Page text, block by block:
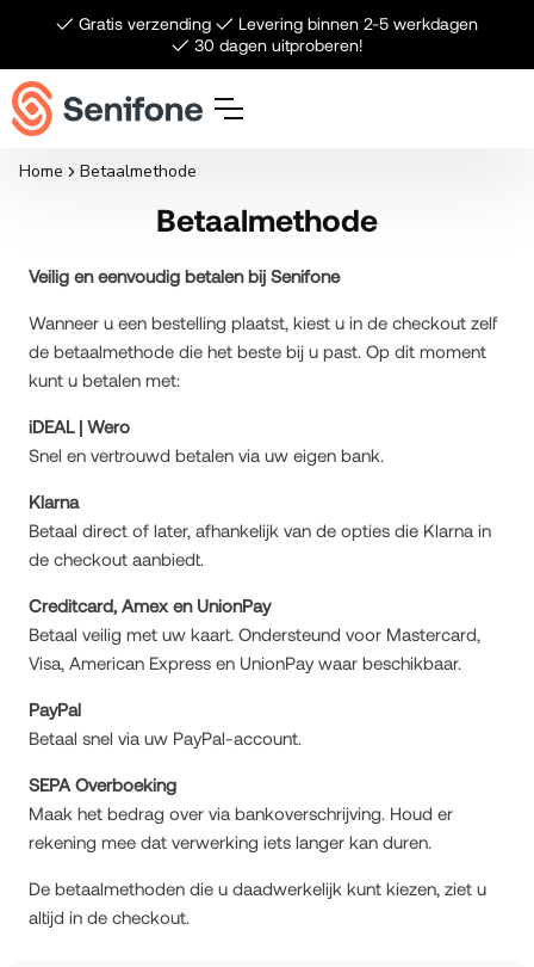
Meteen naar de content
✓ Gratis verzending ✓ Levering binnen 2-5 werkdagen
✓ 30 dagen uitproberen!
Home Betaalmethode
Betaalmethode
Veilig en eenvoudig betalen bij Senifone
Wanneer u een bestelling plaatst, kiest u in de checkout zelf
de betaalmethode die het beste bij u past. Op dit moment
kunt u betalen met:
iDEAL | Wero
Snel en vertrouwd betalen via uw eigen bank.
Klarna
Betaal direct of later, afhankelijk van de opties die Klarna in
de checkout aanbiedt.
Creditcard, Amex en UnionPay
Betaal veilig met uw kaart. Ondersteund voor Mastercard,
Visa, American Express en UnionPay waar beschikbaar.
PayPal
Betaal snel via uw PayPal-account.
SEPA Overboeking
Maak het bedrag over via bankoverschrijving. Houd er
rekening mee dat verwerking iets langer kan duren.
De betaalmethoden die u daadwerkelijk kunt kiezen, ziet u
altijd in de checkout.